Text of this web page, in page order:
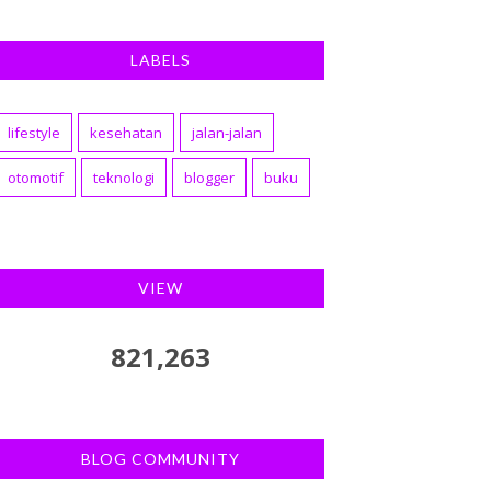
LABELS
lifestyle kesehatan jalan-jalan
otomotif teknologi blogger buku
VIEW
821,263
BLOG COMMUNITY